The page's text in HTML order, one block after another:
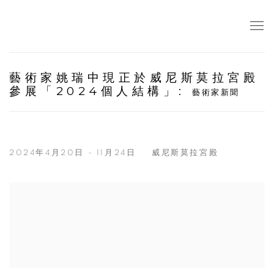
藝術家姚瑞中現正於威尼斯莫拉宮殿
參展「2024個人結構」 : 藝術家新聞
威尼斯莫拉宮殿
2024年4月20日 - 11月24日